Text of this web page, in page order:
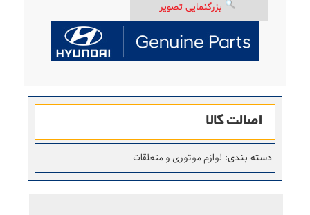
بزرگنمایی تصویر
اصالت کالا
دسته بندی: لوازم موتوری و متعلقات